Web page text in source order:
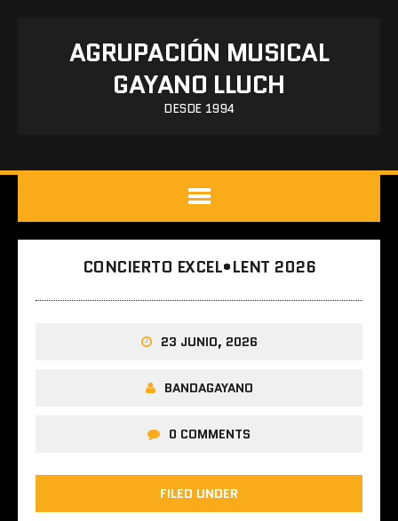
AGRUPACIÓN MUSICAL
GAYANO LLUCH
DESDE 1994
CONCIERTO EXCEL•LENT 2026
23 JUNIO, 2026
BANDAGAYANO
0 COMMENTS
FILED UNDER